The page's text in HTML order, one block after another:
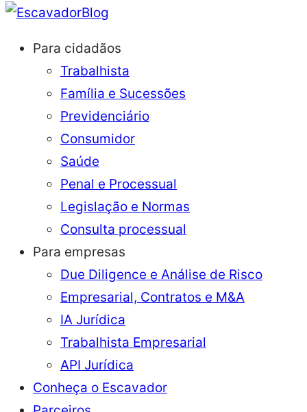
Blog
Para cidadãos
Trabalhista
Família e Sucessões
Previdenciário
Consumidor
Saúde
Penal e Processual
Legislação e Normas
Consulta processual
Para empresas
Due Diligence e Análise de Risco
Empresarial, Contratos e M&A
IA Jurídica
Trabalhista Empresarial
API Jurídica
Conheça o Escavador